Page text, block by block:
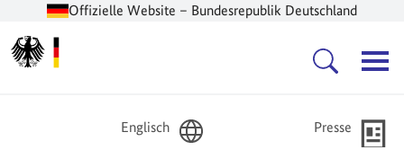
Offizielle Website – Bundesrepublik Deutschland
Englisch Presse